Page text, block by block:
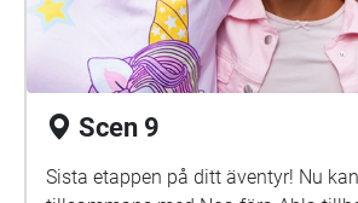
Scen 9
Sista etappen på ditt äventyr! Nu